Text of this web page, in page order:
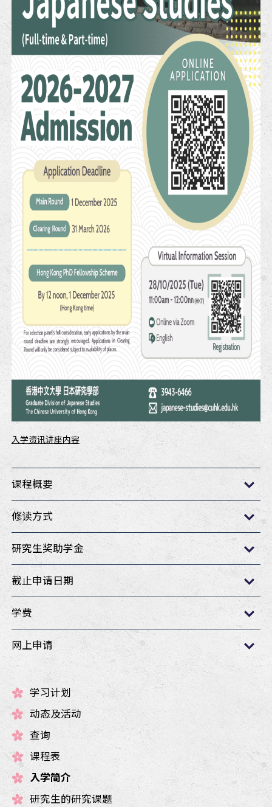
入学资讯讲座内容
课程概要
修读方式
研究生奖助学金
截止申请日期
学费
网上申请
学习计划
动态及活动
查询
课程表
入学简介
研究生的研究课题